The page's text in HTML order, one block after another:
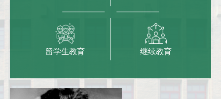
留学生教育 继续教育